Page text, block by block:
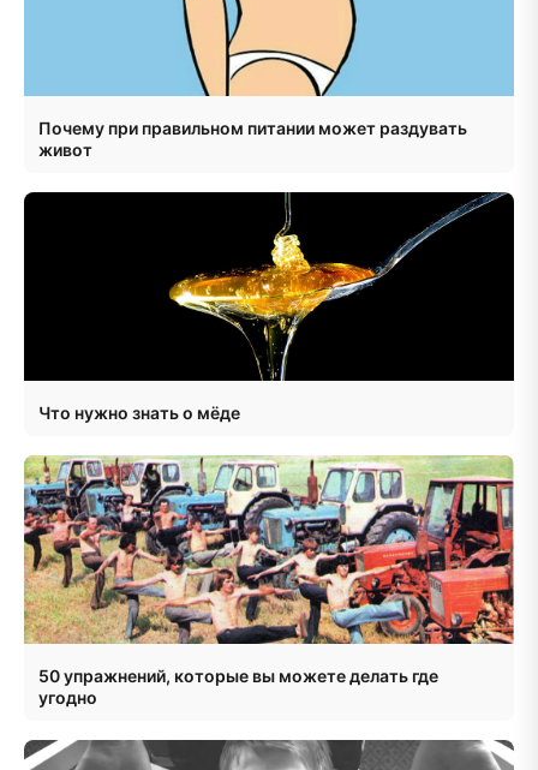
Почему при правильном питании может раздувать
живот
Что нужно знать о мёде
50 упражнений, которые вы можете делать где
угодно